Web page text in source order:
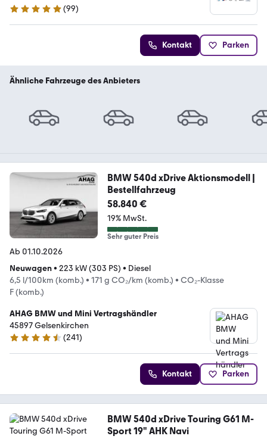
5 Sterne
(99)
Kontakt Parken
Ähnliche Fahrzeuge des Anbieters
BMW 540d xDrive Aktionsmodell |
Bestellfahrzeug
58.840 €
19% MwSt.
Sehr guter Preis
Ab 01.10.2026
Neuwagen• 223 kW (303 PS) • Diesel
6,5 l/100km (komb.) • 171 g CO₂/km (komb.) • CO₂-Klasse
F (komb.)
AHAG BMW und Mini Vertragshändler
45897 Gelsenkirchen
4.4 Sterne
(241)
Kontakt Parken
BMW 540d xDrive Touring G61 M-
Sport 19" AHK Navi